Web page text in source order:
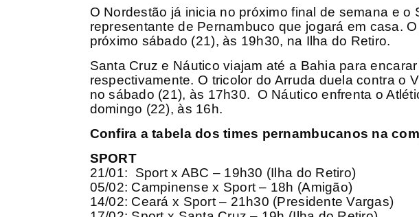
O Nordestão já inicia no próximo final de semana e o
representante de Pernambuco que jogará em casa.
próximo sábado (21), às 19h30, na Ilha do Retiro.
Santa Cruz e Náutico viajam até a Bahia para
respectivamente. O tricolor do Arruda duela contra o
no sábado (21), às 17h30. O Náutico enfrenta o
domingo (22), às 16h.
Confira a tabela dos times pernambucanos na
SPORT
21/01: Sport x ABC – 19h30 (Ilha do Retiro)
05/02: Campinense x Sport – 18h (Amigão)
14/02: Ceará x Sport – 21h30 (Presidente Vargas)